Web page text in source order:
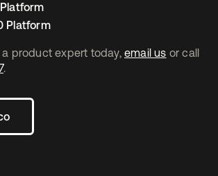
product expert today, email us or call
.
Platform